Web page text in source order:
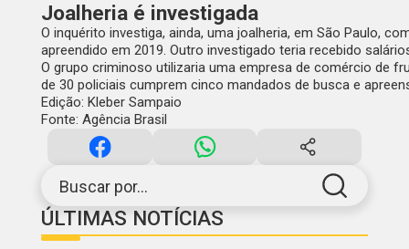
Buscar por...
ÚLTIMAS NOTÍCIAS
Joalheria é investigada
O inquérito investiga, ainda, uma joalheria, em São Paulo,
apreendido em 2019. Outro investigado teria recebido
O grupo criminoso utilizaria uma empresa de comércio de
de 30 policiais cumprem cinco mandados de busca e
Edição: Kleber Sampaio
Fonte: Agência Brasil